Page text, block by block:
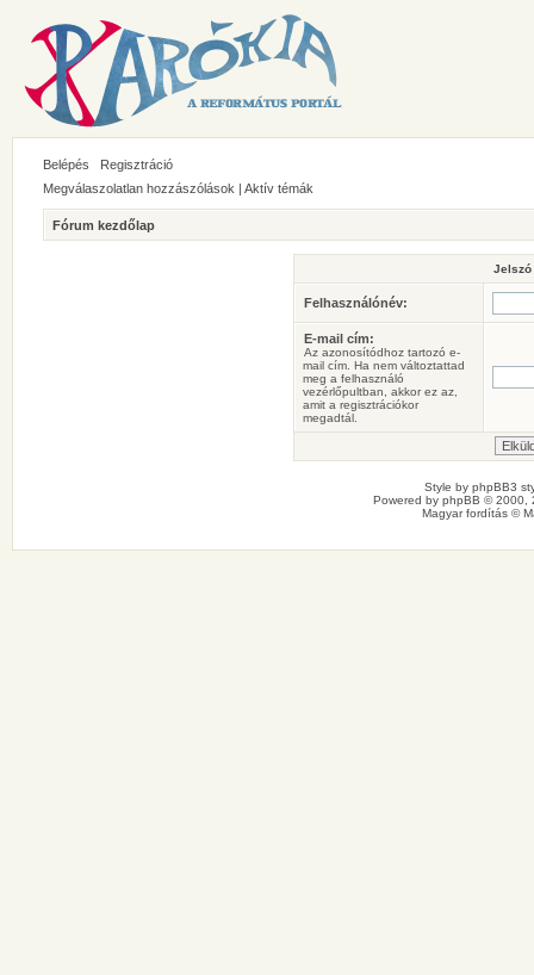
Belépés
Regisztráció
Megválaszolatlan hozzászólások | Aktív témák
Fórum kezdőlap
Jelszó
Felhasználónév:
E-mail cím:
Az azonosítódhoz tartozó e-
mail cím. Ha nem változtattad
meg a felhasználó
vezérlőpultban, akkor ez az,
amit a regisztrációkor
megadtál.
Style by phpBB3
Powered by phpBB © 2000,
Magyar fordítás ©